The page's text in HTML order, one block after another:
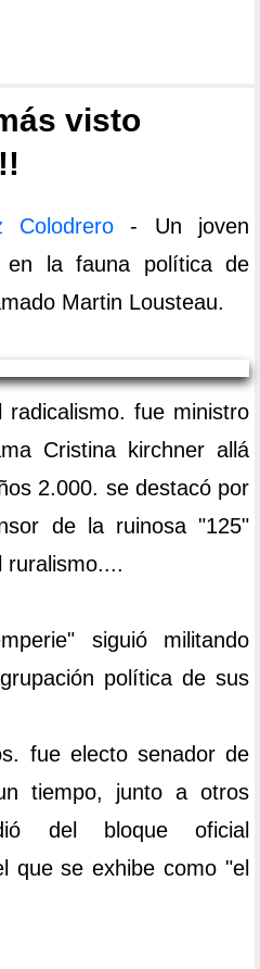
visto
- Un joven
en la fauna política de
Martin Lousteau.
radicalismo. fue ministro
Cristina kirchner allá
2.000. se destacó por
de la ruinosa "125"
ruralismo....
siguió militando
política de sus
fue electo senador de
tiempo, junto a otros
del bloque oficial
que se exhibe como "el